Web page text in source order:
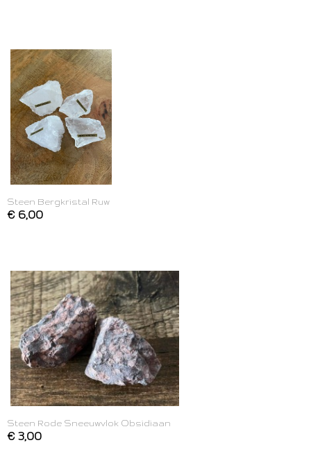
Steen Bergkristal Ruw
€ 6,00
Steen Rode Sneeuwvlok Obsidiaan
€ 3,00